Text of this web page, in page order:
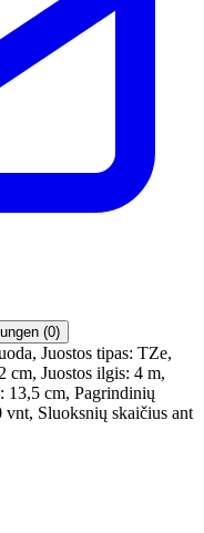
(0)
Juostos tipas: TZe,
cm, Juostos ilgis: 4 m,
13,5 cm, Pagrindinių
Sluoksnių skaičius ant